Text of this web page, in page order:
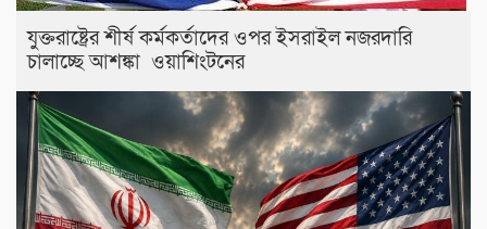
যুক্তরাষ্ট্রের শীর্ষ কর্মকর্তাদের ওপর ইসরাইল নজরদারি
চালাচ্ছে আশঙ্কা ওয়াশিংটনের